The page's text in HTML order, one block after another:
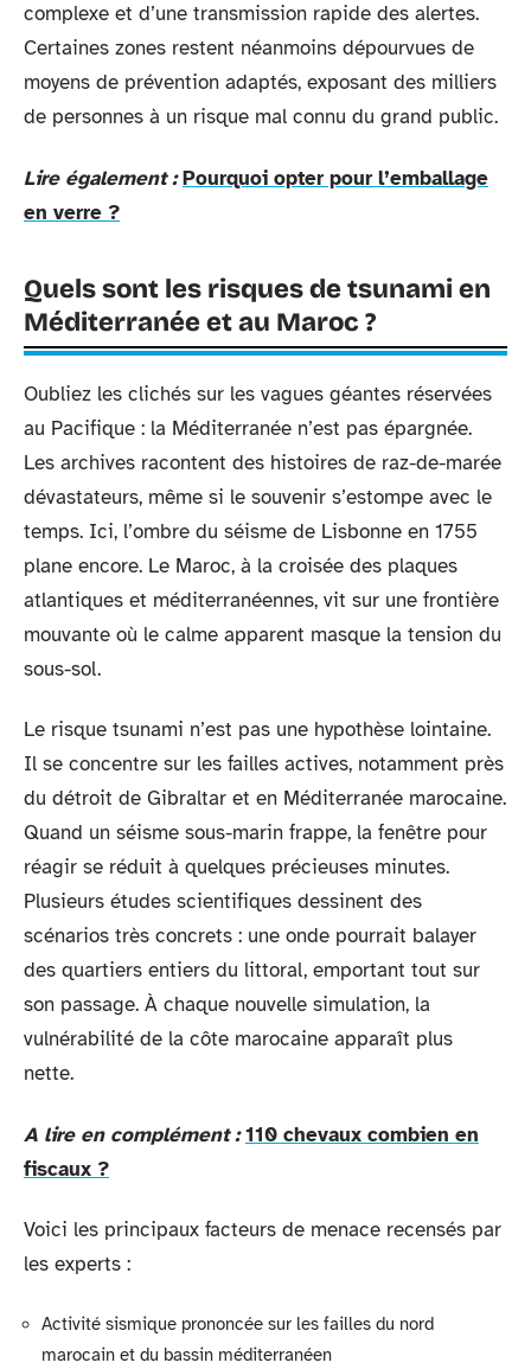
complexe et d’une transmission rapide des alertes.
Certaines zones restent néanmoins dépourvues de
moyens de prévention adaptés, exposant des milliers
de personnes à un risque mal connu du grand public.
Lire également : Pourquoi opter pour l’emballage
en verre ?
Quels sont les risques de tsunami en
Méditerranée et au Maroc ?
Oubliez les clichés sur les vagues géantes réservées
au Pacifique : la Méditerranée n’est pas épargnée.
Les archives racontent des histoires de raz-de-marée
dévastateurs, même si le souvenir s’estompe avec le
temps. Ici, l’ombre du séisme de Lisbonne en 1755
plane encore. Le Maroc, à la croisée des plaques
atlantiques et méditerranéennes, vit sur une frontière
mouvante où le calme apparent masque la tension du
sous-sol.
Le risque tsunami n’est pas une hypothèse lointaine.
Il se concentre sur les failles actives, notamment près
du détroit de Gibraltar et en Méditerranée marocaine.
Quand un séisme sous-marin frappe, la fenêtre pour
réagir se réduit à quelques précieuses minutes.
Plusieurs études scientifiques dessinent des
scénarios très concrets : une onde pourrait balayer
des quartiers entiers du littoral, emportant tout sur
son passage. À chaque nouvelle simulation, la
vulnérabilité de la côte marocaine apparaît plus
nette.
A lire en complément : 110 chevaux combien en
fiscaux ?
Voici les principaux facteurs de menace recensés par
les experts :
Activité sismique prononcée sur les failles du nord
marocain et du bassin méditerranéen